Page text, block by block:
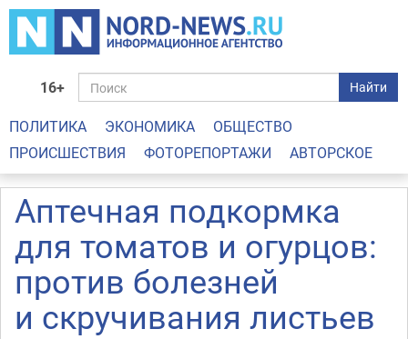
16+ Найти
ПОЛИТИКА ЭКОНОМИКА
ОБЩЕСТВО
ПРОИСШЕСТВИЯ
ФОТОРЕПОРТАЖИ АВТОРСКОЕ
Аптечная подкормка
для томатов и огурцов:
против болезней
и скручивания листьев